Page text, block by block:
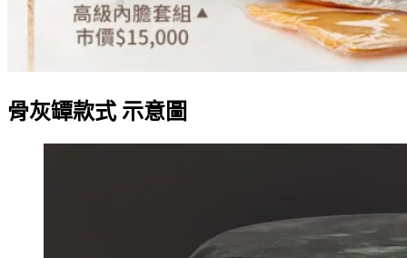
骨灰罈款式 示意圖